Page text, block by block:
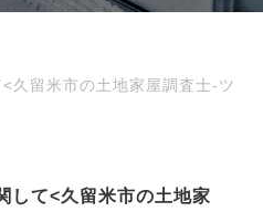
久留米市の土地家屋調査士-ツ
して<久留米市の土地家